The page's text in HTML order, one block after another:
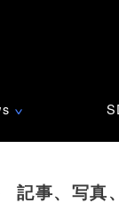
∨
記事、写真